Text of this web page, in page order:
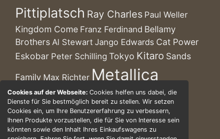
Cookies auf der Webseite:Cookies helfen uns dabei, die
Dienste für Sie bestmöglich bereit zu stellen. Wir setzen
Cookies ein, um Ihre Benutzererfahrung zu verbessern,
Ihnen Produkte vorzustellen, die für Sie von Interesse sein
könnten sowie den Inhalt Ihres Einkaufswagens zu
Pittiplatsch Ray Charles Paul Weller
Kingdom Come Franz Ferdinand Bellamy
Brothers Al Stewart Jango Edwards Cat Power
Eskobar Peter Schilling Tokyo Kitaro Sands
Family Max Richter Metallica
TelefunkenCAN Paolo Conte Al Jarreau
Faces Extrabreit John Legend
Feeling BNirvana Ross Antony